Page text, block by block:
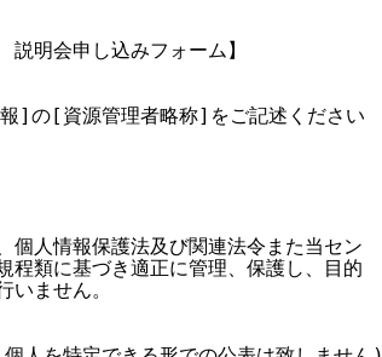
説明会申し込みフォーム】
]の[資源管理者略称]をご記述ください
個人情報保護法及び関連法令また当セン
程類に基づき適正に管理、保護し、目的
ません。